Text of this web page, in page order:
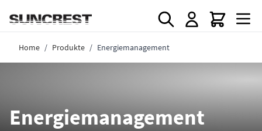
Home / Produkte / Energiemanagement
Energiemanagement